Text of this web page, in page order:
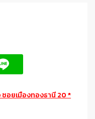
อยเมืองทองธานี 20 *